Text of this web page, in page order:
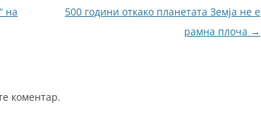
на
500 години откако планетата Земја не е
рамна плоча →
коментар.